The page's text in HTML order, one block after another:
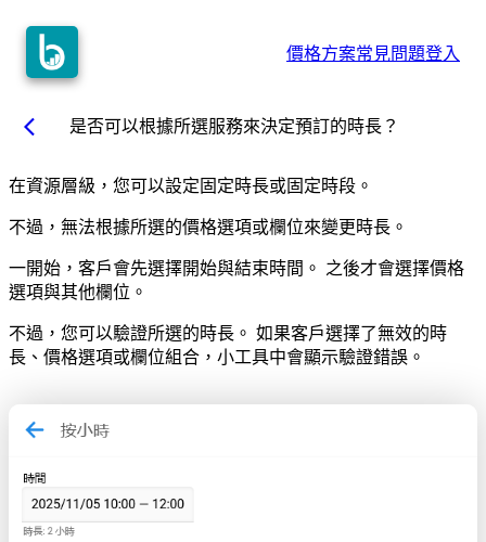
價格方案常見問題登入
arrow_back_ios 是否可以根據所選服務來決定預訂的時長？
在資源層級，您可以設定固定時長或固定時段。
不過，無法根據所選的價格選項或欄位來變更時長。
一開始，客戶會先選擇開始與結束時間。 之後才會選擇價格
選項與其他欄位。
不過，您可以驗證所選的時長。 如果客戶選擇了無效的時
長、價格選項或欄位組合，小工具中會顯示驗證錯誤。